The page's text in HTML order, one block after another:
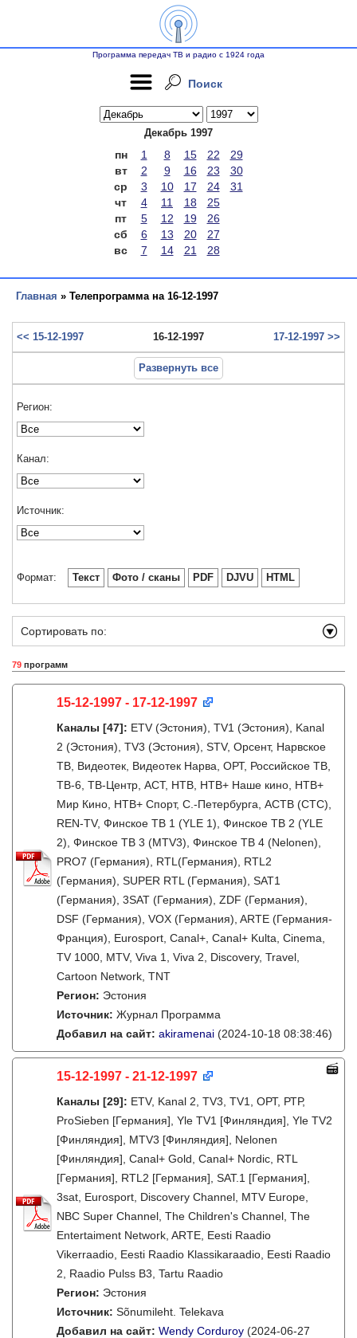
Программа передач ТВ и радио с 1924 года
Поиск
Декабрь 1997
пн 1 8 15 22
29
вт
2 9 16 23
30
ср
3 10 17 24
31
чт
4 11 18
25
пт
5 12 19
26
сб
6 13 20
27
вс
7 14 21 28
Главная » Телепрограмма на 16-12-1997
<< 15-12-1997 16-12-1997 17-12-1997 >>
Развернуть все
Регион:
Канал:
Источник:
Формат: Текст Фото / сканы PDF DJVU HTML
Сортировать по:
79 программ
15-12-1997 - 17-12-1997
Каналы [47]: ETV (Эстония), TV1 (Эстония), Kanal
2 (Эстония), TV3 (Эстония), STV, Орсент, Нарвское
ТВ, Видеотек, Видеотек Нарва, ОРТ, Российское ТВ,
ТВ-6, ТВ-Центр, АСТ, НТВ, НТВ+ Наше кино, НТВ+
Мир Кино, НТВ+ Спорт, С.-Петербурга, АСТВ (СТС),
REN-TV, Финское ТВ 1 (YLE 1), Финское ТВ 2 (YLE
2), Финское ТВ 3 (MTV3), Финское ТВ 4 (Nelonen),
PRO7 (Германия), RTL(Германия), RTL2
(Германия), SUPER RTL (Германия), SAT1
(Германия), 3SAT (Германия), ZDF (Германия),
DSF (Германия), VOX (Германия), ARTE (Германия-
Франция), Eurosport, Canal+, Canal+ Kulta, Cinema,
TV 1000, MTV, Viva 1, Viva 2, Discovery, Travel,
Cartoon Network, TNT
Регион: Эстония
Источник: Журнал Программа
Добавил на сайт: akiramenai (2024-10-18 08:38:46)
15-12-1997 - 21-12-1997
Каналы [29]: ETV, Kanal 2, TV3, TV1, ОРТ, РТР,
ProSieben [Германия], Yle TV1 [Финляндия], Yle TV2
[Финляндия], MTV3 [Финляндия], Nelonen
[Финляндия], Canal+ Gold, Canal+ Nordic, RTL
[Германия], RTL2 [Германия], SAT.1 [Германия],
3sat, Eurosport, Discovery Channel, MTV Europe,
NBC Super Channel, The Children's Channel, The
Entertaiment Network, ARTE, Eesti Raadio
Vikerraadio, Eesti Raadio Klassikaraadio, Eesti Raadio
2, Raadio Pulss B3, Tartu Raadio
Регион: Эстония
Источник: Sõnumileht. Telekava
Добавил на сайт: Wendy Corduroy (2024-06-27